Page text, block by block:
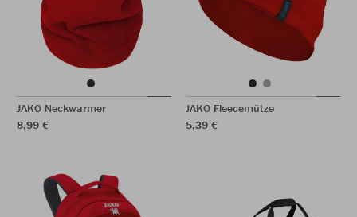
JAKO Neckwarmer
8,99 €
JAKO Fleecemütze
5,39 €